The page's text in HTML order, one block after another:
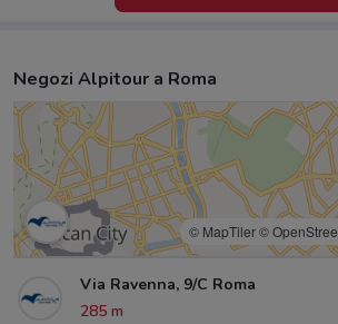
Negozi Alpitour a Roma
© MapTiler©
Via Ravenna, 9/C Roma
285 m